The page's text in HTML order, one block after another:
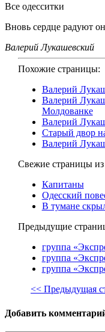
Все одесситки
Вновь сердце радуют
Валерий Лукашевский
Похожие страницы:
Валерий
Валерий
Молдованке
Валерий
Старый двор
Валерий
Свежие страницы из
Капитаны
Одесский
В тумане
Предыдущие
группа
группа
группа
<< Предыдущая
Добавить